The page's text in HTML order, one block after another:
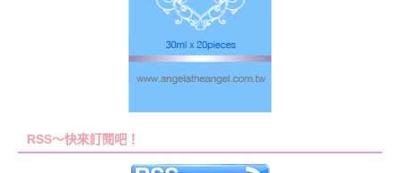
RSS～快來訂閱吧！